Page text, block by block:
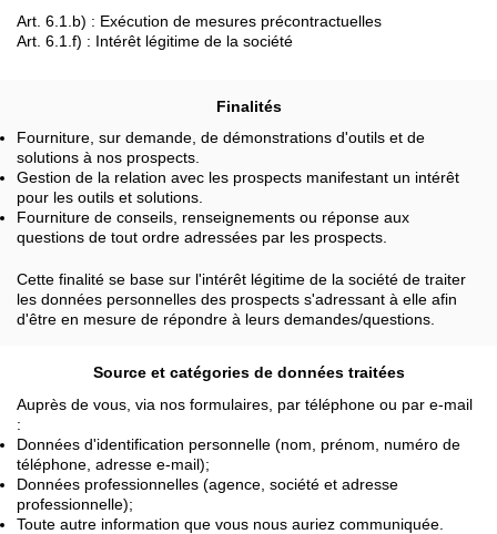
Art. 6.1.b) : Exécution de mesures précontractuelles
Art. 6.1.f) : Intérêt légitime de la société
Finalités
Fourniture, sur demande, de démonstrations d'outils et de
solutions à nos prospects.
Gestion de la relation avec les prospects manifestant un intérêt
pour les outils et solutions.
Fourniture de conseils, renseignements ou réponse aux
questions de tout ordre adressées par les prospects.
Cette finalité se base sur l'intérêt légitime de la société de traiter
les données personnelles des prospects s'adressant à elle afin
d'être en mesure de répondre à leurs demandes/questions.
Source et catégories de données traitées
Auprès de vous, via nos formulaires, par téléphone ou par e-mail
:
Données d'identification personnelle (nom, prénom, numéro de
téléphone, adresse e-mail);
Données professionnelles (agence, société et adresse
professionnelle);
Toute autre information que vous nous auriez communiquée.